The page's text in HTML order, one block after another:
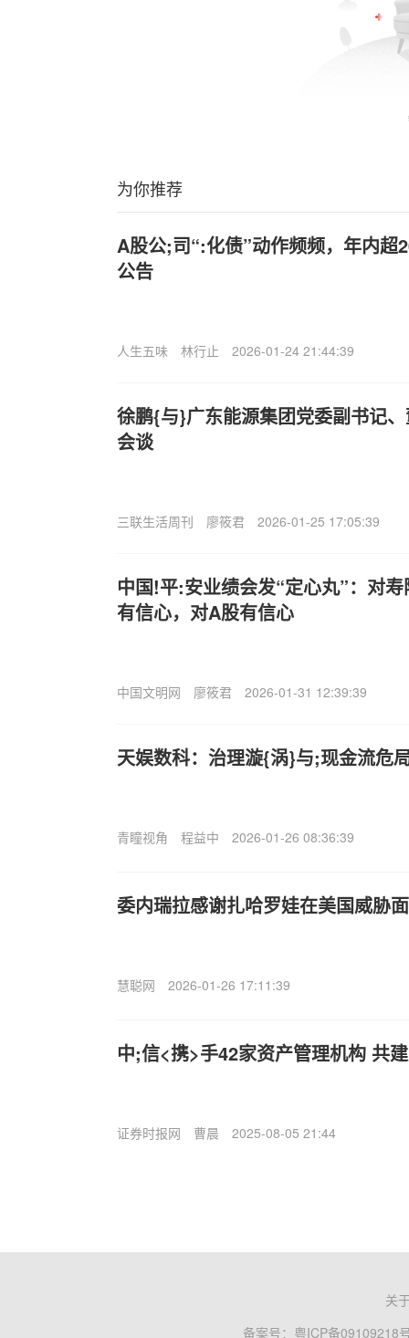
为你推荐
A股公;司“:化债”动作频频，年内超
公告
人生五味 林行止 2026-01-24 21:44:39
徐鹏{与}广东能源集团党委副书记
会谈
三联生活周刊 廖筱君 2026-01-25 17:05:39
中国!平:安业绩会发“定心丸”：对
有信心，对A股有信心
中国文明网 廖筱君 2026-01-31 12:39:39
天娱数科：治理漩{涡}与;现金流危
青瞳视角 程益中 2026-01-26 08:36:39
委内瑞拉感谢扎哈罗娃在美国威胁
慧聪网 2026-01-26 17:11:39
中;信<携>手42家资产管理机构 共
证券时报网 曹晨 2025-08-05 21:44
关
备案号： 粤ICP备09109218